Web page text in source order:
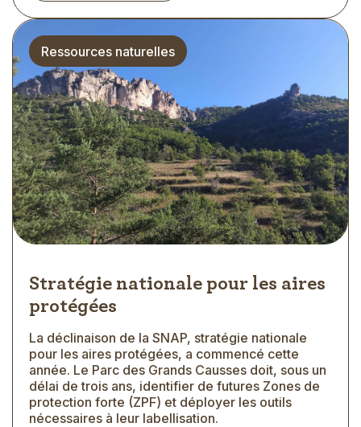
Stratégie nationale pour les aires
protégées
Thématique
Ressources naturelles
Extrait
La déclinaison de la SNAP, stratégie nationale
pour les aires protégées, a commencé cette
année. Le Parc des Grands Causses doit, sous un
délai de trois ans, identifier de futures Zones de
protection forte (ZPF) et déployer les outils
nécessaires à leur labellisation.